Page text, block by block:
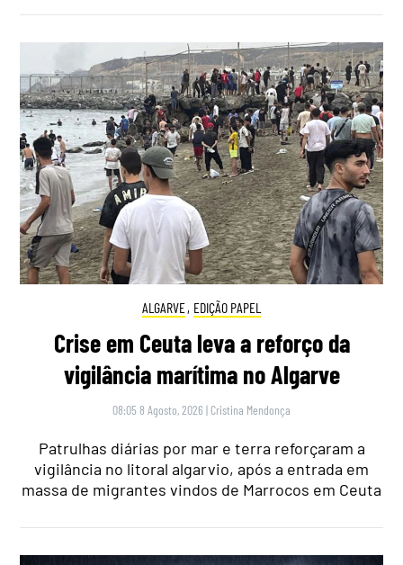
ALGARVE, EDIÇÃO PAPEL
Crise em Ceuta leva a reforço da
vigilância marítima no Algarve
08:05 8 Agosto, 2026 | Cristina Mendonça
Patrulhas diárias por mar e terra reforçaram a
vigilância no litoral algarvio, após a entrada em
massa de migrantes vindos de Marrocos em Ceuta